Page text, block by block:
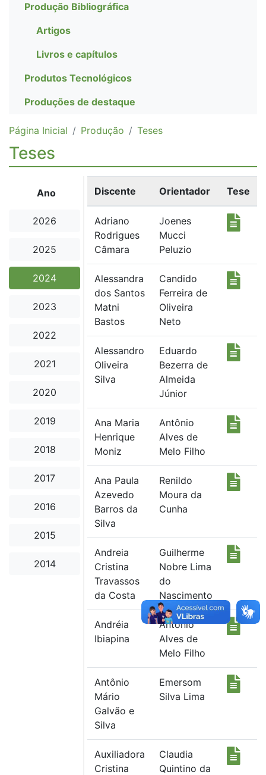
Produção Bibliográfica
Artigos
Livros e capítulos
Produtos Tecnológicos
Produções de destaque
Página Inicial Produção Teses
Teses
Ano
2026
2025
2024
2023
2022
2021
2020
2019
2018
2017
2016
2015
2014
Discente Orientador Tese
Adriano
Rodrigues
Câmara
Joenes
Mucci
Peluzio
Alessandra
dos Santos
Matni
Bastos
Candido
Ferreira de
Oliveira
Neto
Alessandro
Oliveira
Silva
Eduardo
Bezerra de
Almeida
Júnior
Ana Maria
Henrique
Moniz
Antônio
Alves de
Melo Filho
Ana Paula
Azevedo
Barros da
Silva
Renildo
Moura da
Cunha
Andreia
Cristina
Travassos
da Costa
Guilherme
Nobre Lima
do
Nascimento
Andréia
Ibiapina
Antônio
Alves de
Melo Filho
Antônio
Mário
Galvão e
Silva
Emersom
Silva Lima
Auxiliadora
Cristina
Claudia
Quintino da